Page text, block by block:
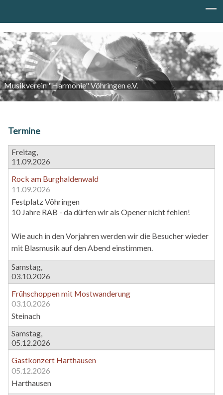
überspringen
Musikverein "Harmonie" Vöhringen e.V.
Termine
Freitag,
11.09.2026
Rock am Burghaldenwald
11.09.2026
Festplatz Vöhringen
10 Jahre RAB - da dürfen wir als Opener nicht fehlen!
Wie auch in den Vorjahren werden wir die Besucher wieder
mit Blasmusik auf den Abend einstimmen.
Samstag,
03.10.2026
Frühschoppen mit Mostwanderung
03.10.2026
Steinach
Samstag,
05.12.2026
Gastkonzert Harthausen
05.12.2026
Harthausen